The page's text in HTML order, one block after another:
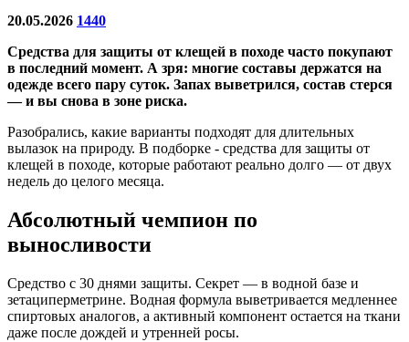
20.05.2026 1440
Средства для защиты от клещей в походе часто покупают
в последний момент. А зря: многие составы держатся на
одежде всего пару суток. Запах выветрился, состав стерся
— и вы снова в зоне риска.
Разобрались, какие варианты подходят для длительных
вылазок на природу. В подборке - средства для защиты от
клещей в походе, которые работают реально долго — от двух
недель до целого месяца.
Абсолютный чемпион по
выносливости
Средство с 30 днями защиты. Секрет — в водной базе и
зетациперметрине. Водная формула выветривается медленнее
спиртовых аналогов, а активный компонент остается на ткани
даже после дождей и утренней росы.